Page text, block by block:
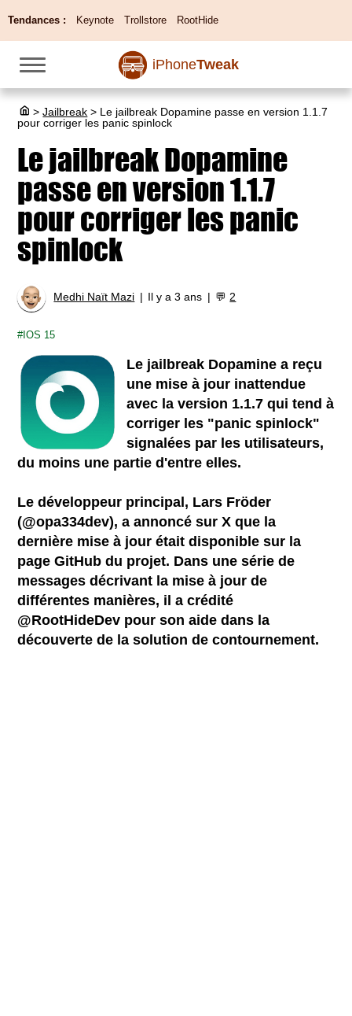
Tendances : Keynote Trollstore RootHide
iPhoneTweak
> Jailbreak > Le jailbreak Dopamine passe en version 1.1.7
pour corriger les panic spinlock
Le jailbreak Dopamine
passe en version 1.1.7
pour corriger les panic
spinlock
Medhi Naït Mazi Il y a 3 ans 💬2
IOS 15
Le jailbreak Dopamine a reçu
une mise à jour inattendue
avec la version 1.1.7 qui tend à
corriger les "panic spinlock"
signalées par les utilisateurs,
du moins une partie d'entre elles.
Le développeur principal, Lars Fröder
(@opa334dev), a annoncé sur X que la
dernière mise à jour était disponible sur la
page GitHub du projet. Dans une série de
messages décrivant la mise à jour de
différentes manières, il a crédité
@RootHideDev pour son aide dans la
découverte de la solution de contournement.